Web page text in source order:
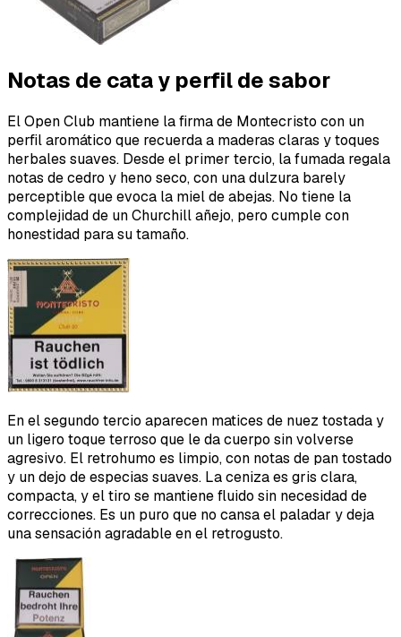
Notas de cata y perfil de sabor
El Open Club mantiene la firma de Montecristo con un
perfil aromático que recuerda a maderas claras y toques
herbales suaves. Desde el primer tercio, la fumada regala
notas de cedro y heno seco, con una dulzura barely
perceptible que evoca la miel de abejas. No tiene la
complejidad de un Churchill añejo, pero cumple con
honestidad para su tamaño.
En el segundo tercio aparecen matices de nuez tostada y
un ligero toque terroso que le da cuerpo sin volverse
agresivo. El retrohumo es limpio, con notas de pan tostado
y un dejo de especias suaves. La ceniza es gris clara,
compacta, y el tiro se mantiene fluido sin necesidad de
correcciones. Es un puro que no cansa el paladar y deja
una sensación agradable en el retrogusto.